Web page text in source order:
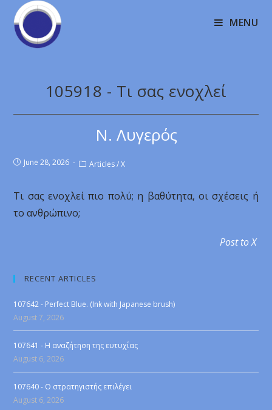
MENU
105918 - Tι σας ενοχλεί
Ν. Λυγερός
June 28, 2026 Articles / X
Tι σας ενοχλεί πιο πολύ; η βαθύτητα, οι σχέσεις ή
το ανθρώπινο;
Post to X
RECENT ARTICLES
107642 - Perfect Blue. (Ink with Japanese brush)
August 7, 2026
107641 - Η αναζήτηση της ευτυχίας
August 6, 2026
107640 - Ο στρατηγιστής επιλέγει
August 6, 2026